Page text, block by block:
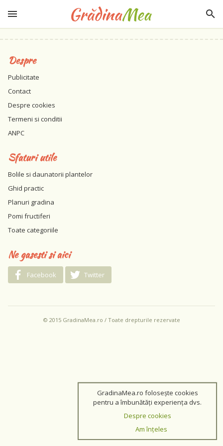
Despre
Publicitate
Contact
Despre cookies
Termeni si conditii
ANPC
Sfaturi utile
Bolile si daunatorii plantelor
Ghid practic
Planuri gradina
Pomi fructiferi
Toate categoriile
Ne gasesti si aici
Facebook Twitter
© 2015 GradinaMea.ro / Toate drepturile rezervate
GradinaMea.ro folosește cookies
pentru a îmbunătăți experiența dvs.
Despre cookies
Am înțeles